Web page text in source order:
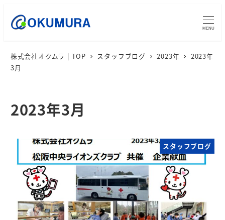
MENU
株式会社オクムラ | TOP スタッフブログ 2023年
2023年
3月
2023年3月
スタッフブログ